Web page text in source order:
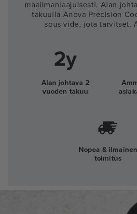
maailmanlaajuisesti. Alan
takuulla Anova Precision
sous vide, jota tarvitset.
Alan johtava 2
vuoden takuu
Nopea & ilmainen
toimitus